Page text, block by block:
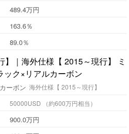
489.4万円
163.6％
89.0％
ーボン 海外仕様【 2015～現行】
50000USD （約600万円相当）
900.0万円